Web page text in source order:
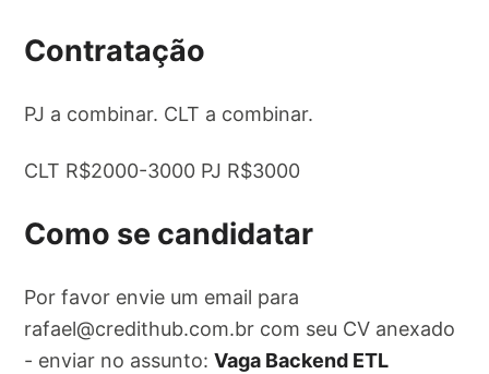
Contratação
PJ a combinar. CLT a combinar.
CLT R$2000-3000 PJ R$3000
Como se candidatar
Por favor envie um email para
rafael@credithub.com.br com seu CV anexado
- enviar no assunto:Vaga Backend ETL